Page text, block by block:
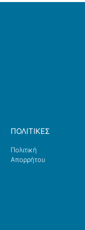
ΠΟΛΙΤΙΚΕΣ
Πολιτική
Απορρήτου